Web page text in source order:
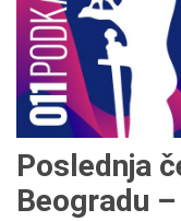
Poslednja
Beogradu